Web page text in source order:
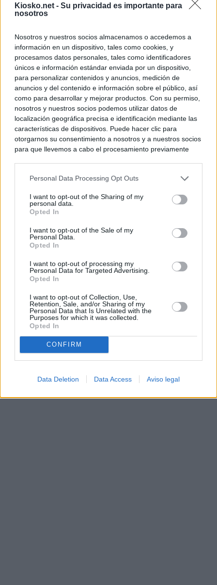
Kiosko.net - Su privacidad es importante para
nosotros
Nosotros y nuestros socios almacenamos o accedemos a
información en un dispositivo, tales como cookies, y
procesamos datos personales, tales como identificadores
únicos e información estándar enviada por un dispositivo,
para personalizar contenidos y anuncios, medición de
anuncios y del contenido e información sobre el público, así
como para desarrollar y mejorar productos. Con su permiso,
nosotros y nuestros socios podemos utilizar datos de
localización geográfica precisa e identificación mediante las
características de dispositivos. Puede hacer clic para
otorgarnos su consentimiento a nosotros y a nuestros socios
para que llevemos a cabo el procesamiento previamente
negar su consentimiento. Tenga en cuenta que algún
de su consentimiento, pero usted tiene el derecho de
rechazar tal procesamiento. Sus preferencias se aplicarán
cualquier momento entrando de nuevo en este sitio web o
visitando nuestra política de privacidad.
Personal Data Processing Opt Outs
I want to opt-out of the Sharing of my
personal data.
Opted In
I want to opt-out of the Sale of my
Personal Data.
Opted In
I want to opt-out of processing my
Personal Data for Targeted Advertising.
Opted In
I want to opt-out of Collection, Use,
Retention, Sale, and/or Sharing of my
Personal Data that Is Unrelated with the
Purposes for which it was collected.
Opted In
CONFIRM
Data Deletion Data Access Aviso legal